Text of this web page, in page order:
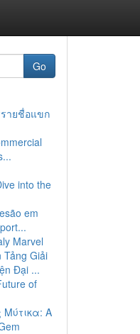
Go
ายชื่อแขก
into the
em
Marvel
Tảng Giải
Đại ...
of
A